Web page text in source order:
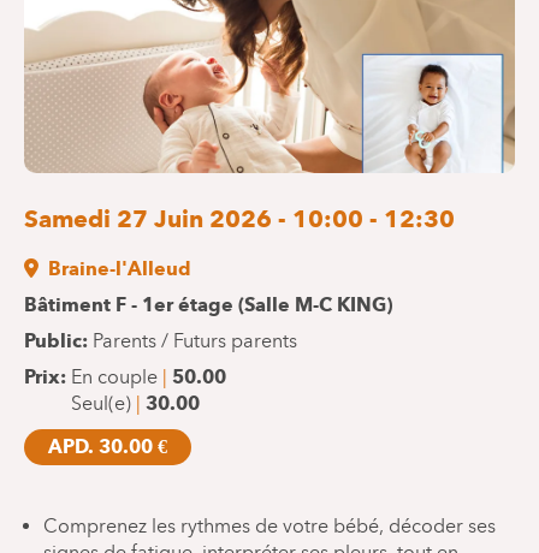
Samedi 27 Juin 2026 - 10:00 - 12:30
Braine-l'Alleud
Bâtiment F - 1er étage (Salle M-C KING)
Public Parents / Futurs parents
Prix En couple
50.00
Seul(e)
30.00
APD. 30.00 €
Comprenez les rythmes de votre bébé, décoder ses